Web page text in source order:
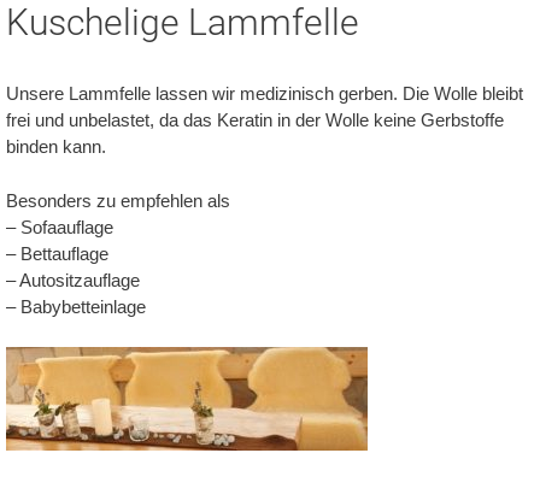
Kuschelige Lammfelle
Unsere Lammfelle lassen wir medizinisch gerben. Die Wolle bleibt
frei und unbelastet, da das Keratin in der Wolle keine Gerbstoffe
binden kann.
Besonders zu empfehlen als
– Sofaauflage
– Bettauflage
– Autositzauflage
– Babybetteinlage